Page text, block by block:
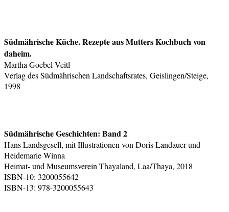
Südmährische Küche. Rezepte aus Mutters Kochbuch von
daheim.
Martha Goebel-Veitl
Verlag des Südmährischen Landschaftsrates, Geislingen/Steige,
1998
Südmährische Geschichten: Band 2
Hans Landsgesell, mit Illustrationen von Doris Landauer und
Heidemarie Winna
Heimat- und Museumsverein Thayaland, Laa/Thaya, 2018
ISBN-10: 3200055642
ISBN-13: 978-3200055643